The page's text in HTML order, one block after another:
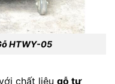
HTWY-05
chất liệu gỗ tự